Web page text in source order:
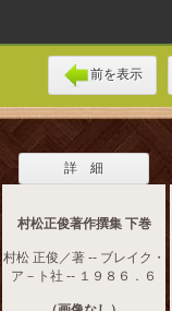
前を表示
詳 細
村松正俊著作撰集 下巻
村松 正俊／著 -- ブレイク・
ア－ト社 -- １９８６．６